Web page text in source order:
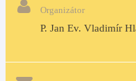
Organizátor
P. Jan Ev. Vladimír